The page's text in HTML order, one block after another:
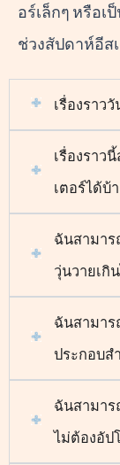
อร์เล็กๆ หรือ
ช่วงสัปดาห์อีส
เรื่องราว
เรื่องราว
เตอร์ได้บ้า
ฉันสามาร
วุ่นวายเกิ
ฉันสามาร
ประกอบส
ฉันสามาร
ไม่ต้องอัป